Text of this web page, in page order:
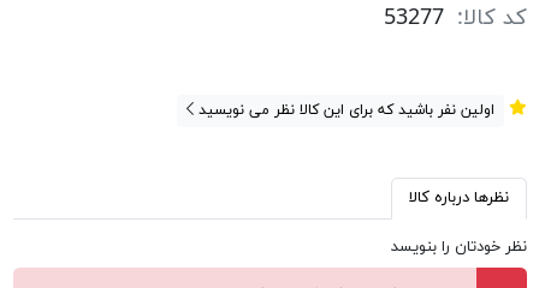
کد کالا: 53277
اولین نفر باشید که برای این کالا نظر می نویسید
نظرها درباره کالا
نظر خودتان را بنویسد